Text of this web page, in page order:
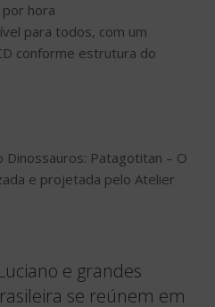
hora
para todos, com um
conforme estrutura do
Dinossauros: Patagotitan – O
e projetada pelo Atelier
e grandes
se reúnem em